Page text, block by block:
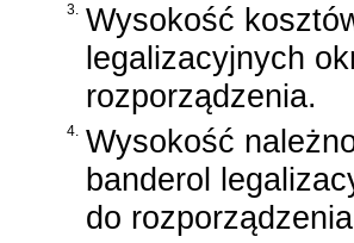
3. Wysokość
legalizacyjnych
rozporządzenia.
4. Wysokość
banderol
do